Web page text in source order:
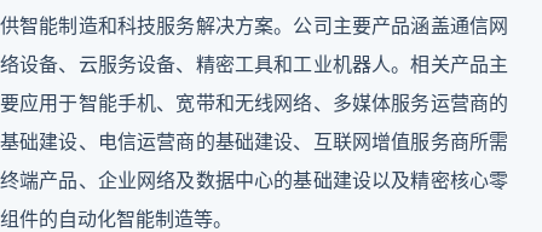
供智能制造和科技服务解决方案。公司主要产品涵盖通信网
络设备、云服务设备、精密工具和工业机器人。相关产品主
要应用于智能手机、宽带和无线网络、多媒体服务运营商的
基础建设、电信运营商的基础建设、互联网增值服务商所需
终端产品、企业网络及数据中心的基础建设以及精密核心零
组件的自动化智能制造等。